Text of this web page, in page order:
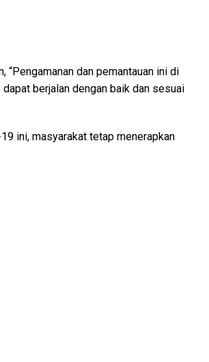
“Pengamanan dan pemantauan ini di
berjalan dengan baik dan sesuai
ini, masyarakat tetap menerapkan